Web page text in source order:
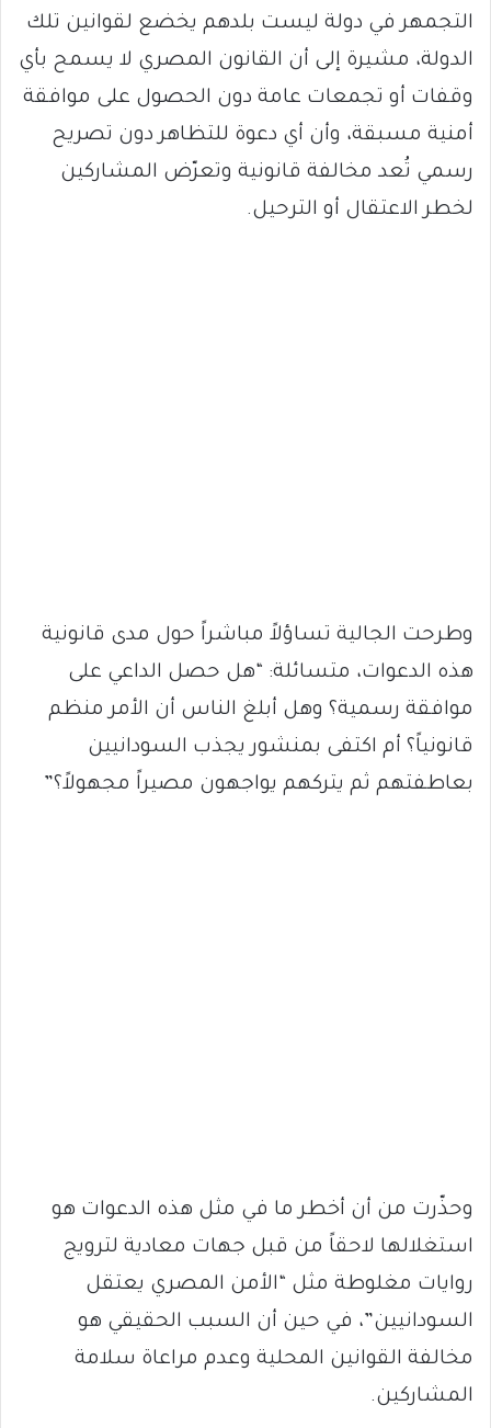
التجمهر في دولة ليست بلدهم يخضع لقوانين تلك
الدولة، مشيرة إلى أن القانون المصري لا يسمح بأي
وقفات أو تجمعات عامة دون الحصول على موافقة
أمنية مسبقة، وأن أي دعوة للتظاهر دون تصريح
رسمي تُعد مخالفة قانونية وتعرّض المشاركين
لخطر الاعتقال أو الترحيل.
وطرحت الجالية تساؤلاً مباشراً حول مدى قانونية
هذه الدعوات، متسائلة: “هل حصل الداعي على
موافقة رسمية؟ وهل أبلغ الناس أن الأمر منظم
قانونياً؟ أم اكتفى بمنشور يجذب السودانيين
بعاطفتهم ثم يتركهم يواجهون مصيراً مجهولاً؟”
وحذّرت من أن أخطر ما في مثل هذه الدعوات هو
استغلالها لاحقاً من قبل جهات معادية لترويج
روايات مغلوطة مثل “الأمن المصري يعتقل
السودانيين”، في حين أن السبب الحقيقي هو
مخالفة القوانين المحلية وعدم مراعاة سلامة
المشاركين.